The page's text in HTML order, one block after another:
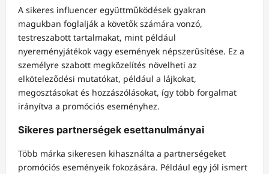
A sikeres influencer együttműködések gyakran
magukban foglalják a követők számára vonzó,
testreszabott tartalmakat, mint például
nyereményjátékok vagy események népszerűsítése. Ez a
személyre szabott megközelítés növelheti az
elköteleződési mutatókat, például a lájkokat,
megosztásokat és hozzászólásokat, így több forgalmat
irányítva a promóciós eseményhez.
Sikeres partnerségek esettanulmányai
Több márka sikeresen kihasználta a partnerségeket
promóciós eseményeik fokozására. Például egy jól ismert